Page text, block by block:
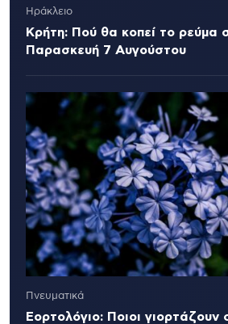
Ηράκλειο
Κρήτη: Πού θα κοπεί το ρεύμα
Παρασκευή 7 Αυγούστου
Πνευματικά
Εορτολόγιο: Ποιοι γιορτάζουν